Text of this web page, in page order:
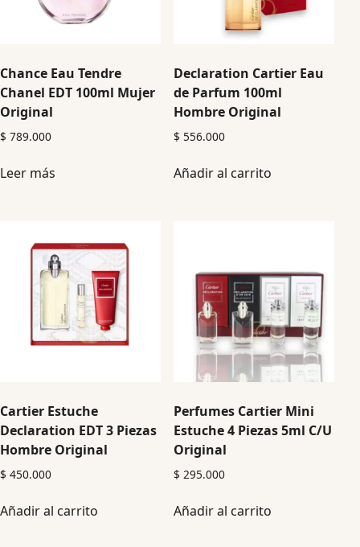
Chance Eau Tendre
Chanel EDT 100ml Mujer
Original
$ 789.000
Leer más
Declaration Cartier Eau
de Parfum 100ml
Hombre Original
$ 556.000
Añadir al carrito
Cartier Estuche
Declaration EDT 3 Piezas
Hombre Original
$ 450.000
Añadir al carrito
Perfumes Cartier Mini
Estuche 4 Piezas 5ml C/U
Original
$ 295.000
Añadir al carrito